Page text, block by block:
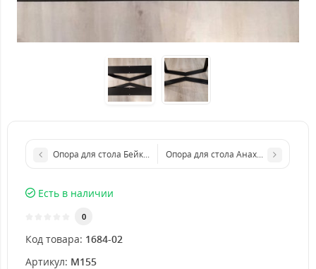
Опора для стола Бейкерсфилд из металла
Опора для стола Анахайм из
Есть в наличии
0
Код товара: 1684-02
Артикул: M155